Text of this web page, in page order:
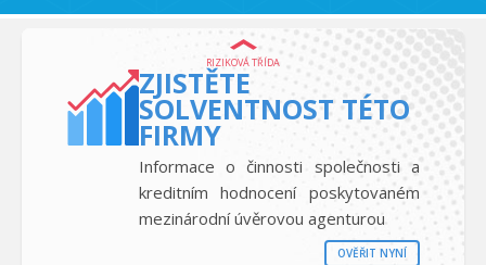
RIZIKOVÁ TŘÍDA
ZJISTĚTE
SOLVENTNOST TÉTO
FIRMY
Informace o činnosti společnosti a
kreditním hodnocení poskytovaném
mezinárodní úvěrovou agenturou
OVĚŘIT NYNÍ